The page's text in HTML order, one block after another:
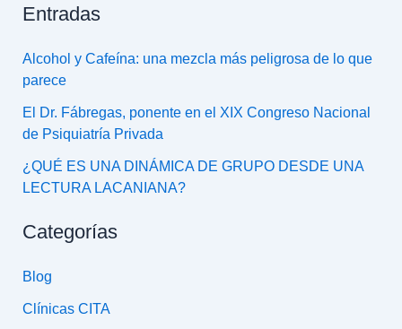
Entradas
Alcohol y Cafeína: una mezcla más peligrosa de lo que
parece
El Dr. Fábregas, ponente en el XIX Congreso Nacional
de Psiquiatría Privada
¿QUÉ ES UNA DINÁMICA DE GRUPO DESDE UNA
LECTURA LACANIANA?
Categorías
Blog
Clínicas CITA